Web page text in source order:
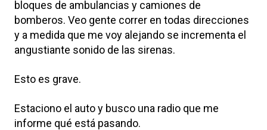
bloques de ambulancias y camiones de
bomberos. Veo gente correr en todas direcciones
y a medida que me voy alejando se incrementa el
angustiante sonido de las sirenas.
Esto es grave.
Estaciono el auto y busco una radio que me
informe qué está pasando.